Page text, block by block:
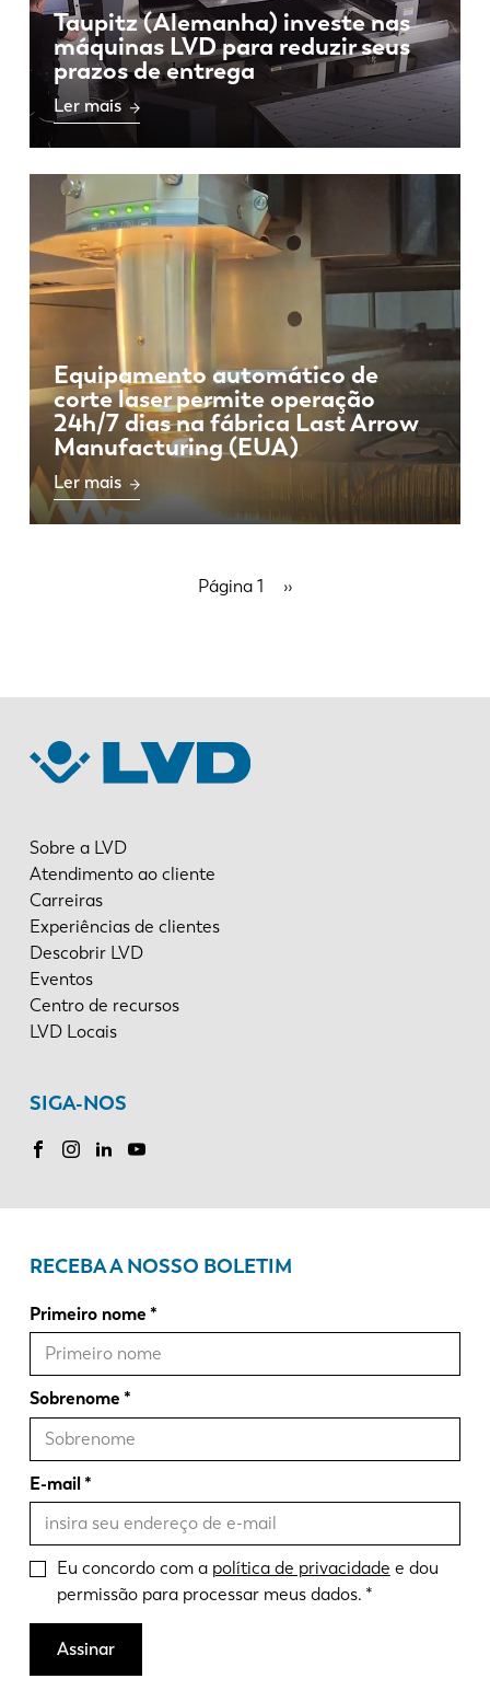
Taupitz (Alemanha) investe nas
máquinas LVD para reduzir seus
prazos de entrega
Ler mais
Equipamento automático de
corte laser permite operação
24h/7 dias na fábrica Last Arrow
Manufacturing (EUA)
Ler mais
Página 1
Próxima
››
Sobre a LVD
Atendimento ao cliente
Carreiras
Experiências de clientes
Descobrir LVD
Eventos
Centro de recursos
LVD Locais
SIGA-NOS
RECEBA A NOSSO BOLETIM
Primeiro nome
Sobrenome
E-mail
Eu concordo com a política de privacidade e dou
permissão para processar meus dados.
Assinar